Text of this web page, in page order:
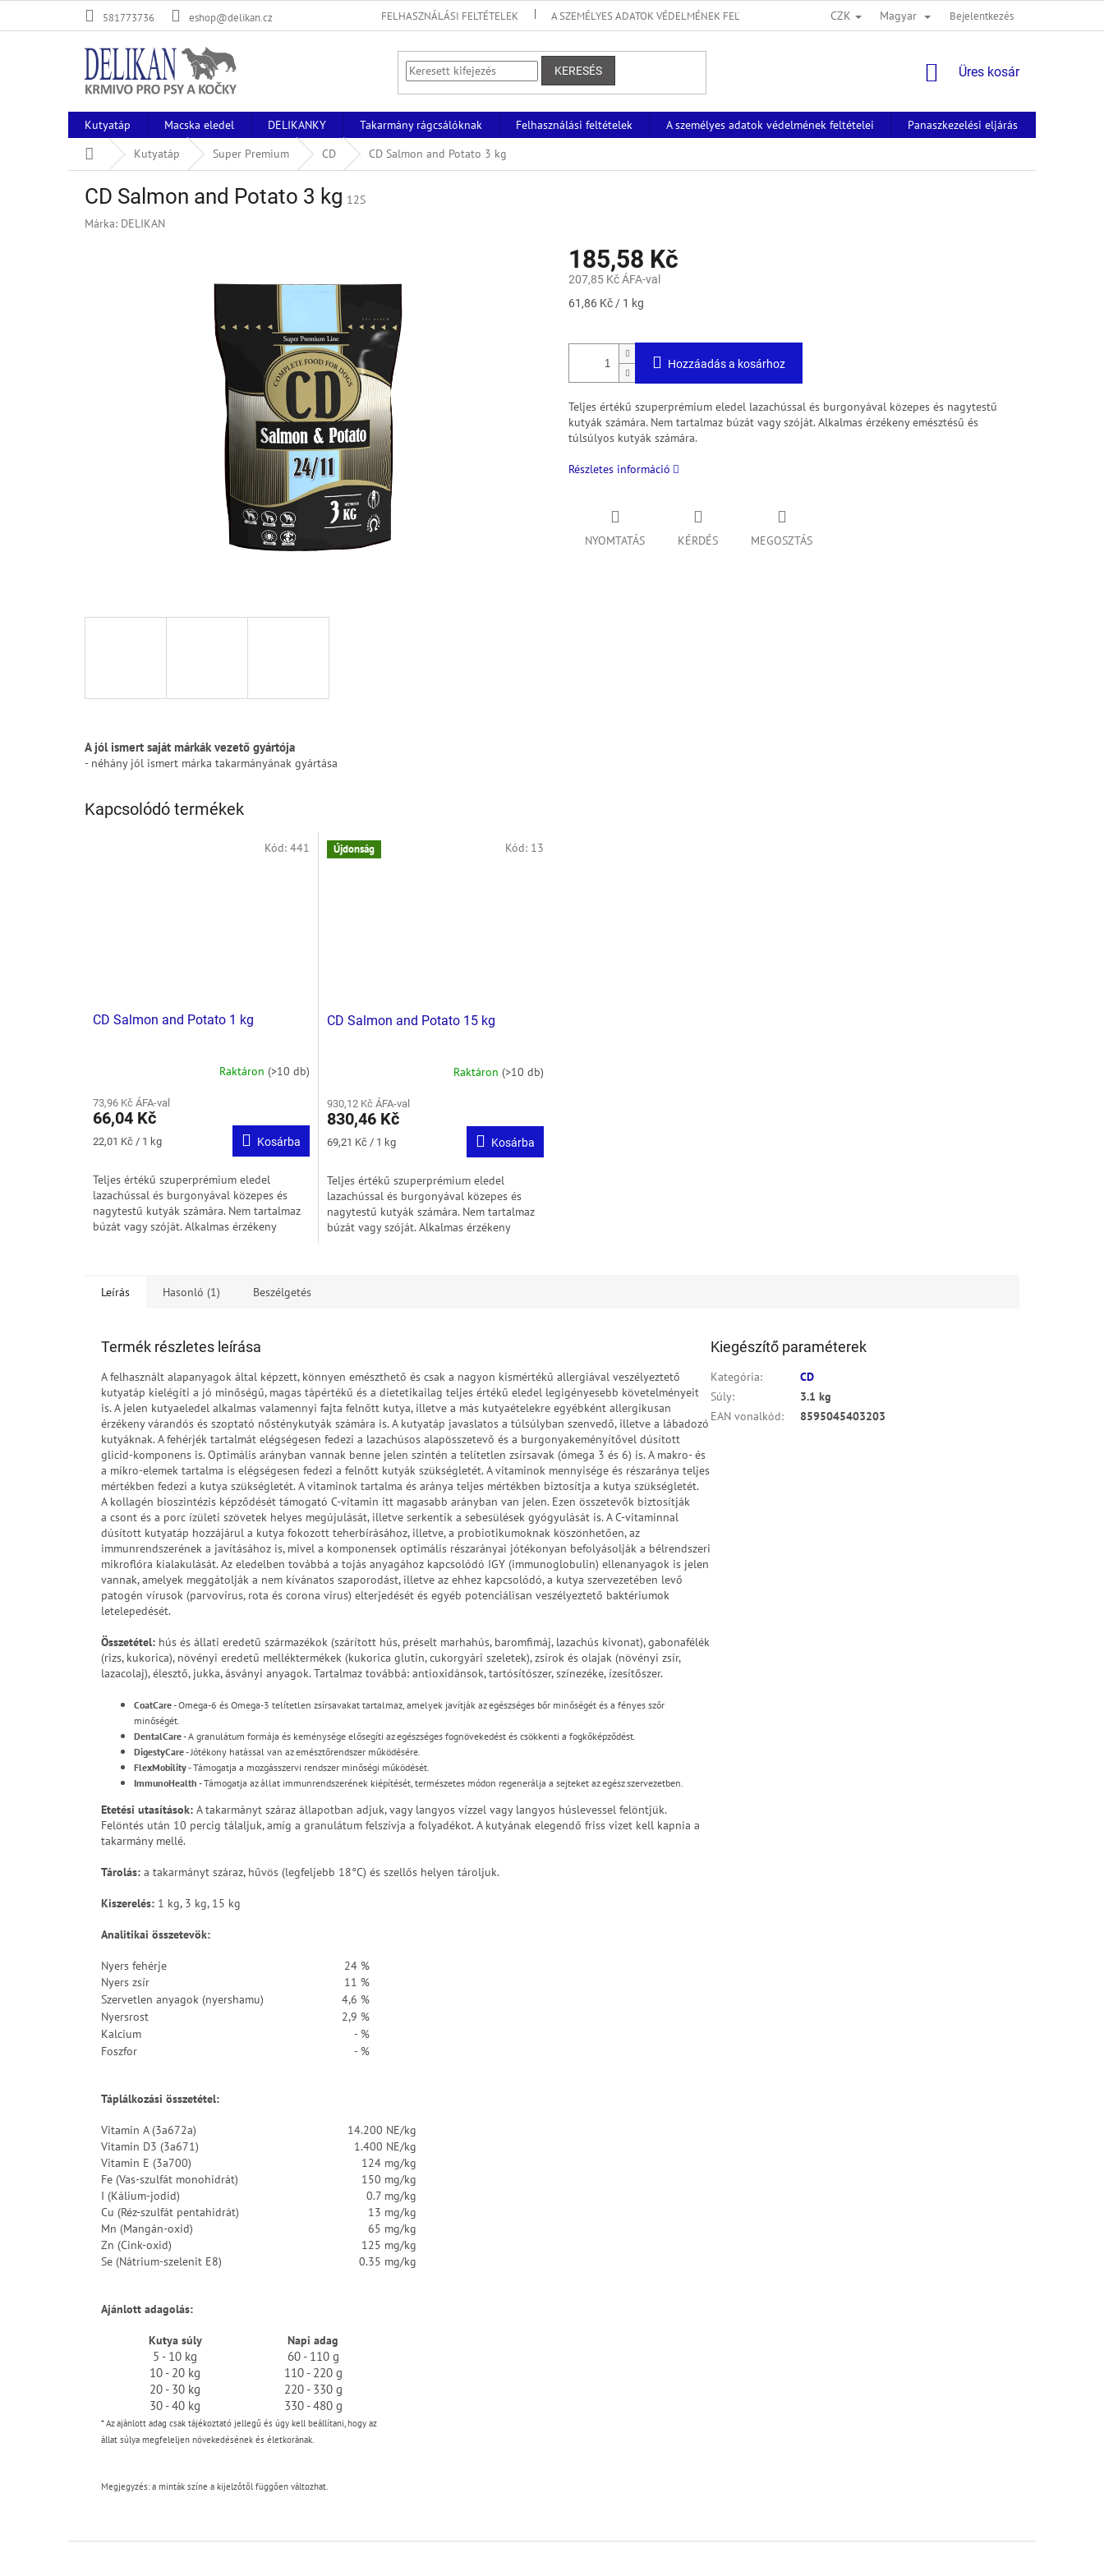
581773736 eshop@delikan.cz FELHASZNÁLÁSI FELTÉTELEK A SZEMÉLYES ADATOK VÉDELMÉNEK FELTÉTELEI CZK Magyar Bejelentkezés
KERESÉS KOSÁR
Üres kosár
Kutyatáp Macska eledel DELIKANKY Takarmány rágcsálóknak Felhasználási feltételek A személyes adatok védelmének feltételei Panaszkezelési eljárás
KezdőlapKutyatáp Super Premium CD CD Salmon and Potato 3 kg
CD Salmon and Potato 3 kg 12S
Márka: DELIKAN
185,58 Kč
207,85 Kč ÁFA-val
Egységár:
61,86 Kč / 1 kg
Hozzáadás a kosárhoz
Teljes értékű szuperprémium eledel lazachússal és burgonyával közepes és nagytestű
kutyák számára. Nem tartalmaz búzát vagy szóját. Alkalmas érzékeny emésztésű és
túlsúlyos kutyák számára.
Részletes információ
NYOMTATÁS KÉRDÉS MEGOSZTÁS
A jól ismert saját márkák vezető gyártója
- néhány jól ismert márka takarmányának gyártása
Kapcsolódó termékek
CD Salmon and Potato 1 kg
Raktáron (>10 db)
73,96 Kč ÁFA-val
66,04 Kč
Egységár:
22,01 Kč / 1 kg Kosárba
Teljes értékű szuperprémium eledel
lazachússal és burgonyával közepes és
nagytestű kutyák számára. Nem tartalmaz
búzát vagy szóját. Alkalmas érzékeny
Kód: 441 Újdonság
CD Salmon and Potato 15 kg
Raktáron (>10 db)
930,12 Kč ÁFA-val
830,46 Kč
Egységár:
69,21 Kč / 1 kg Kosárba
Teljes értékű szuperprémium eledel
lazachússal és burgonyával közepes és
nagytestű kutyák számára. Nem tartalmaz
búzát vagy szóját. Alkalmas érzékeny
Kód: 13
Leírás Hasonló (1) Beszélgetés
Termék részletes leírása
A felhasznált alapanyagok által képzett, könnyen emészthető és csak a nagyon kismértékű allergiával veszélyeztető
kutyatáp kielégíti a jó minőségű, magas tápértékű és a dietetikailag teljes értékű eledel legigényesebb követelményeit
is. A jelen kutyaeledel alkalmas valamennyi fajta felnőtt kutya, illetve a más kutyaételekre egyébként allergikusan
érzékeny várandós és szoptató nősténykutyák számára is. A kutyatáp javaslatos a túlsúlyban szenvedő, illetve a lábadozó
kutyáknak. A fehérjék tartalmát elégségesen fedezi a lazachúsos alapösszetevő és a burgonyakeményítővel dúsított
glicid-komponens is. Optimális arányban vannak benne jelen szintén a telítetlen zsírsavak (ómega 3 és 6) is. A makro- és
a mikro-elemek tartalma is elégségesen fedezi a felnőtt kutyák szükségletét. A vitaminok mennyisége és részaránya teljes
mértékben fedezi a kutya szükségletét. A vitaminok tartalma és aránya teljes mértékben biztosítja a kutya szükségletét.
A kollagén bioszintézis képződését támogató C-vitamin itt magasabb arányban van jelen. Ezen összetevők biztosítják
a csont és a porc ízületi szövetek helyes megújulását, illetve serkentik a sebesülések gyógyulását is. A C-vitaminnal
dúsított kutyatáp hozzájárul a kutya fokozott teherbírásához, illetve, a probiotikumoknak köszönhetően, az
immunrendszerének a javításához is, mivel a komponensek optimális részarányai jótékonyan befolyásolják a bélrendszeri
mikroflóra kialakulását. Az eledelben továbbá a tojás anyagához kapcsolódó IGY (immunoglobulin) ellenanyagok is jelen
vannak, amelyek meggátolják a nem kívánatos szaporodást, illetve az ehhez kapcsolódó, a kutya szervezetében levő
patogén vírusok (parvovirus, rota és corona virus) elterjedését és egyéb potenciálisan veszélyeztető baktériumok
letelepedését.
Összetétel: hús és állati eredetű származékok (szárított hús, préselt marhahús, baromfimáj, lazachús kivonat), gabonafélék
(rizs, kukorica), növényi eredetű melléktermékek (kukorica glutin, cukorgyári szeletek), zsírok és olajak (növényi zsír,
lazacolaj), élesztő, jukka, ásványi anyagok. Tartalmaz továbbá: antioxidánsok, tartósítószer, színezéke, ízesítőszer.
CoatCare- Omega-6 és Omega-3 telítetlen zsírsavakat tartalmaz, amelyek javítják az egészséges bőr minőségét és a fényes szőr
minőségét.
DentalCare- A granulátum formája és keménysége elősegíti az egészséges fognövekedést és csökkenti a fogkőképződést.
DigestyCare- Jótékony hatással van az emésztőrendszer működésére.
FlexMobility- Támogatja a mozgásszervi rendszer minőségi működését.
ImmunoHealth - Támogatja az állat immunrendszerének kiépítését, természetes módon regenerálja a sejteket az egész szervezetben.
Etetési utasítások: A takarmányt száraz állapotban adjuk, vagy langyos vízzel vagy langyos húslevessel felöntjük.
Felöntés után 10 percig tálaljuk, amíg a granulátum felszívja a folyadékot. A kutyának elegendő friss vizet kell kapnia a
takarmány mellé.
Tárolás: a takarmányt száraz, hűvös (legfeljebb 18°C) és szellős helyen tároljuk.
Kiszerelés: 1 kg, 3 kg, 15 kg
Analitikai összetevök:
Nyers fehérje
24 %
Nyers zsír
11 %
Szervetlen anyagok (nyershamu)
4,6 %
Nyersrost
2,9 %
Kalcium
- %
Foszfor
- %
Táplálkozási összetétel:
Vitamin A (3a672a)
14.200 NE/kg
Vitamin D3 (3a671)
1.400 NE/kg
Vitamin E (3a700)
124 mg/kg
Fe (Vas-szulfát monohidrát)
150 mg/kg
I (Kálium-jodid)
0.7 mg/kg
Cu (Réz-szulfát pentahidrát)
13 mg/kg
Mn (Mangán-oxid)
65 mg/kg
Zn (Cink-oxid)
125 mg/kg
Se (Nátrium-szelenit E8)
0.35 mg/kg
Ajánlott adagolás:
Kutya súly Napi adag
5 - 10 kg
60 - 110 g
10 - 20 kg
110 - 220 g
20 - 30 kg
220 - 330 g
30 - 40 kg
330 - 480 g
*Az ajánlott adag csak tájékoztató jellegű és úgy kell beállítani, hogy az
állat súlya megfeleljen növekedésének és életkorának.
Megjegyzés: a minták színe a kijelzőtől függően változhat.
Kiegészítő paraméterek
Kategória:
CD
Súly:
3.1 kg
EAN vonalkód: 8595045403203